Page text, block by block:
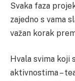
Svaka faza
zajedno s vama
važan korak
Hvala svima
aktivnostima –